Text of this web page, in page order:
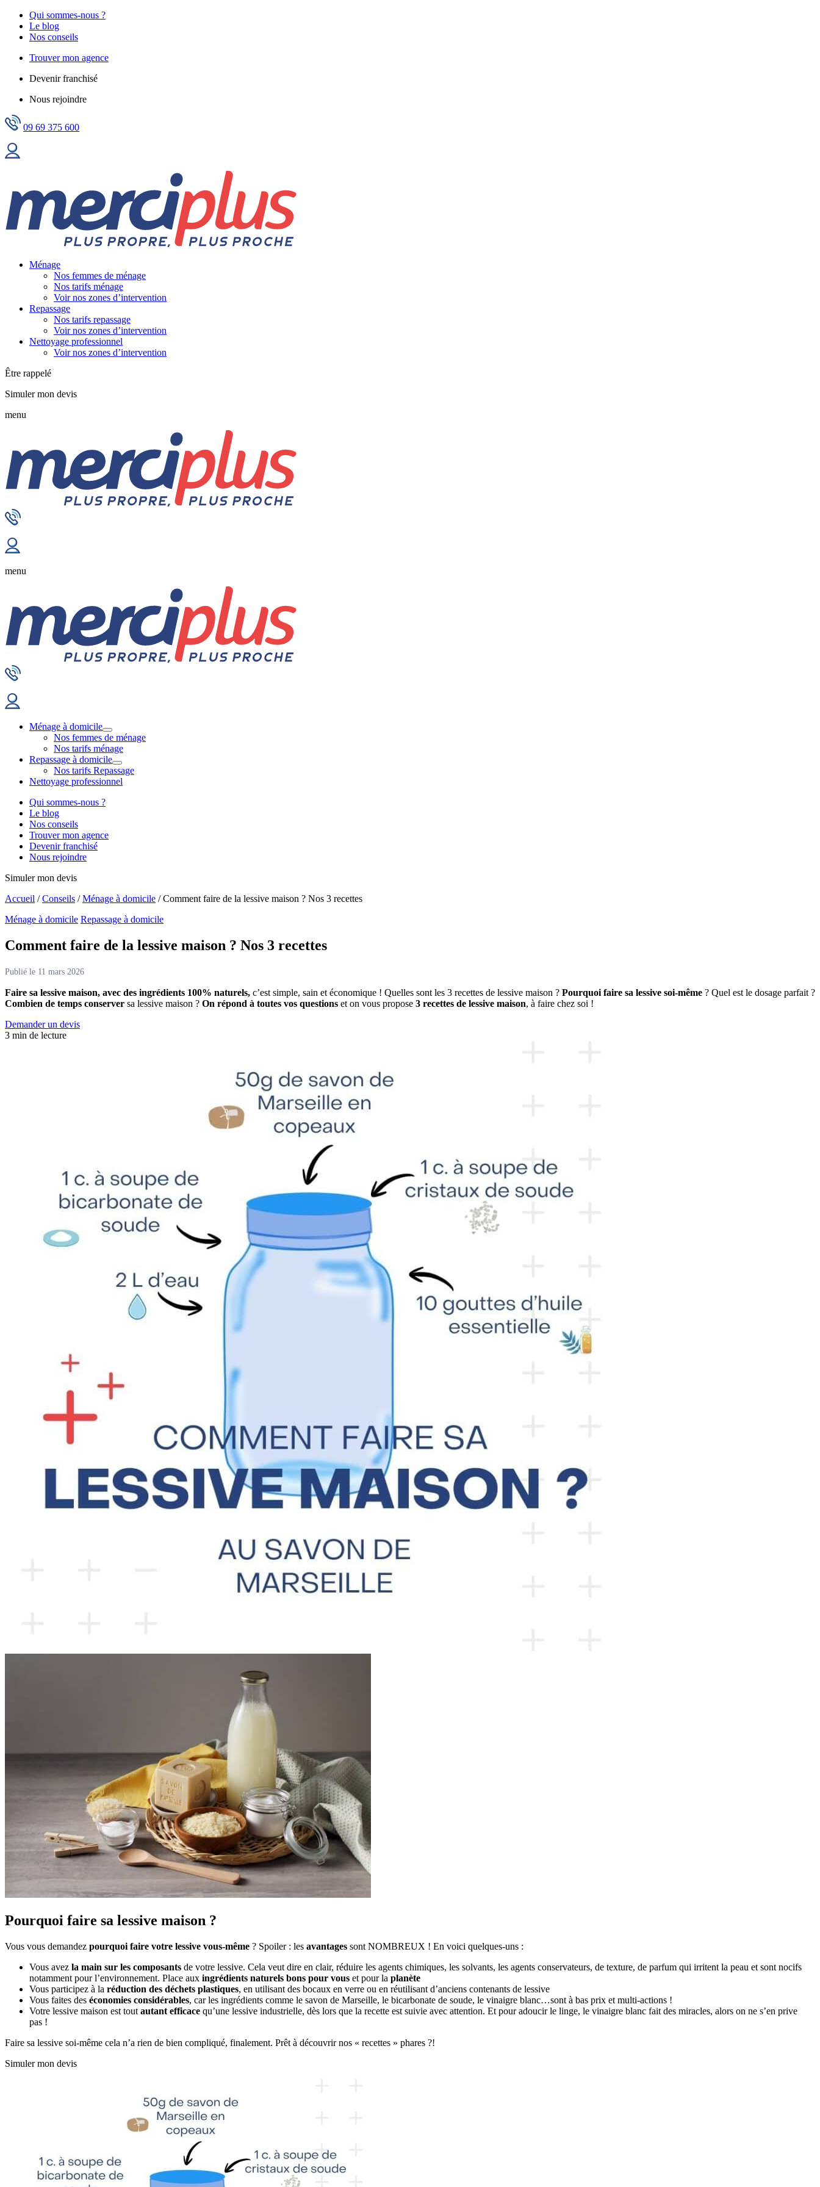
Qui sommes-nous ?
Le blog
Nos conseils
Trouver mon agence
Devenir franchisé
Nous rejoindre
09 69 375 600
Ménage
Nos femmes de ménage
Nos tarifs ménage
Voir nos zones d’intervention
Repassage
Nos tarifs repassage
Voir nos zones d’intervention
Nettoyage professionnel
Voir nos zones d’intervention
Être rappelé
Simuler mon devis
menu
menu
Ménage à domicile
Nos femmes de ménage
Nos tarifs ménage
Repassage à domicile
Nos tarifs Repassage
Nettoyage professionnel
Qui sommes-nous ?
Le blog
Nos conseils
Trouver mon agence
Devenir franchisé
Nous rejoindre
Simuler mon devis
Accueil /Conseils /Ménage à domicile /Comment faire de la lessive maison ? Nos 3 recettes
Ménage à domicile Repassage à domicile
Comment faire de la lessive maison ? Nos 3 recettes
Publié le 11 mars 2026
Faire sa lessive maison, avec des ingrédients 100% naturels, c’est simple, sain et économique ! Quelles sont les 3 recettes de lessive maison ? Pourquoi faire sa lessive soi-même ? Quel est le dosage parfait ?
Combien de temps conserver sa lessive maison ? On répond à toutes vos questions et on vous propose 3 recettes de lessive maison, à faire chez soi !
Demander un devis
3 min de lecture
Pourquoi faire sa lessive maison ?
Vous vous demandez pourquoi faire votre lessive vous-même ? Spoiler : les avantages sont NOMBREUX ! En voici quelques-uns :
Vous avez la main sur les composants de votre lessive. Cela veut dire en clair, réduire les agents chimiques, les solvants, les agents conservateurs, de texture, de parfum qui irritent la peau et sont nocifs
notamment pour l’environnement. Place aux ingrédients naturels bons pour vous et pour la planète
Vous participez à la réduction des déchets plastiques, en utilisant des bocaux en verre ou en réutilisant d’anciens contenants de lessive
Vous faites des économies considérables, car les ingrédients comme le savon de Marseille, le bicarbonate de soude, le vinaigre blanc…sont à bas prix et multi-actions !
Votre lessive maison est tout autant efficace qu’une lessive industrielle, dès lors que la recette est suivie avec attention. Et pour adoucir le linge, le vinaigre blanc fait des miracles, alors on ne s’en prive
pas !
Faire sa lessive soi-même cela n’a rien de bien compliqué, finalement. Prêt à découvrir nos « recettes » phares ?!
Simuler mon devis